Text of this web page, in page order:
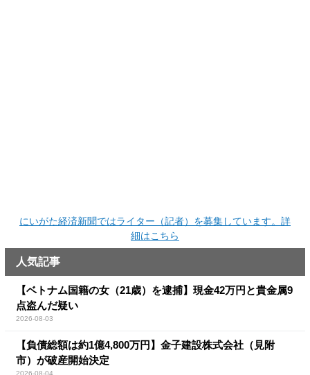
にいがた経済新聞ではライター（記者）を募集しています。詳
細はこちら
人気記事
【ベトナム国籍の女（21歳）を逮捕】現金42万円と貴金属9
点盗んだ疑い
2026-08-03
【負債総額は約1億4,800万円】金子建設株式会社（見附
市）が破産開始決定
2026-08-04